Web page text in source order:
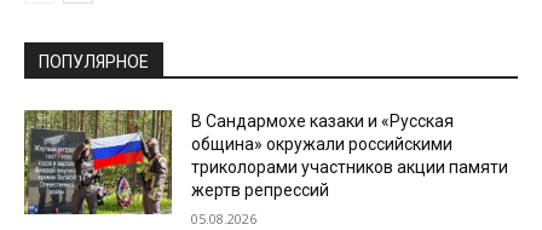
ПОПУЛЯРНОЕ
В Сандармохе казаки и «Русская
община» окружали российскими
триколорами участников акции памяти
жертв репрессий
05.08.2026